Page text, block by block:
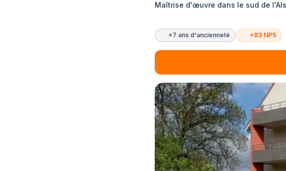
Maîtrise d'œuvre dans le sud de
+7 ans d'ancienneté +83 NPS